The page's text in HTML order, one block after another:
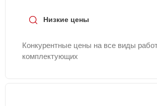
Низкие цены
Конкурентные цены на все виды
комплектующих